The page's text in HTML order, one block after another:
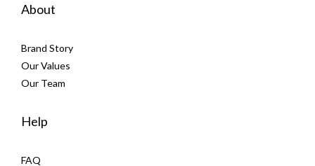
About
Brand Story
Our Values
Our Team
Help
FAQ